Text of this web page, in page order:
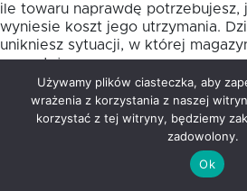
ile towaru naprawdę potrzebujesz,
wyniesie koszt jego utrzymania.
unikniesz sytuacji, w której
sprzedaż.
Jak policzyć realną
zatowarowanie?
Używamy plików ciasteczka, aby
wrażenia z korzystania z naszej
korzystać z tej witryny, będziemy
zadowolony.
Ok